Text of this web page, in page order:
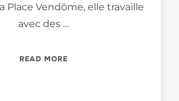
Place Vendôme, elle travaille
avec des …
READ MORE